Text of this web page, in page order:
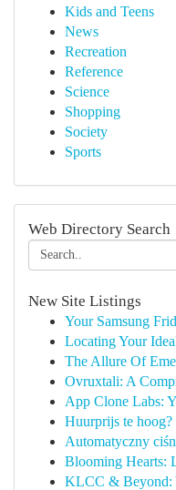
Kids and Teens
News
Recreation
Reference
Science
Shopping
Society
Sports
Web Directory Search
New Site Listings
Your Samsung
Locating Your
The Allure Of
Ovruxtali: A
App Clone Labs:
Huurprijs te
Automatyczny
Blooming Hearts:
KLCC & Beyond: